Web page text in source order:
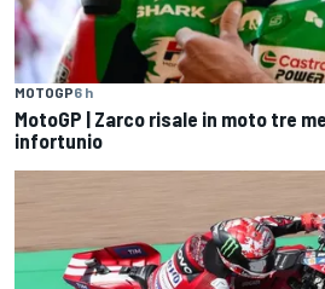
MOTOGP6 h
MotoGP | Zarco risale in moto tre
infortunio